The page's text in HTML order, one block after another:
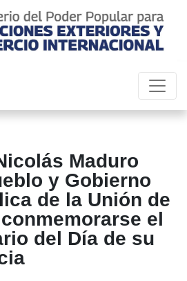
Maduro
y Gobierno
de la Unión de
el
del Día de su